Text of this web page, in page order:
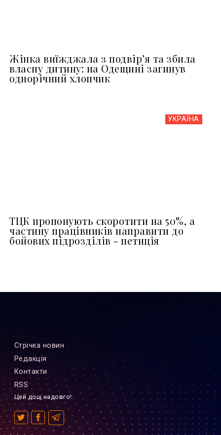
Жінка виїжджала з подвір’я та збила
власну дитину: на Одещині загинув
однорічний хлопчик
УКРАЇНА
ТЦК пропонують скоротити на 50%, а
частину працівників направити до
бойових підрозділів - петиція
Стрiчка новин
Редакцiя
Контакти
RSS
Цей дощ надовго!